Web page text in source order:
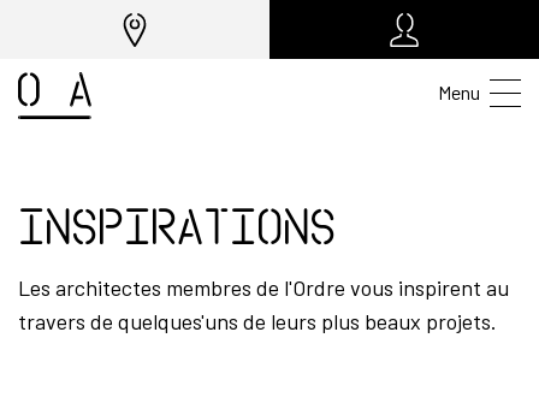
Menu
Inspirations
Les architectes membres de l'Ordre vous inspirent au
travers de quelques'uns de leurs plus beaux projets.